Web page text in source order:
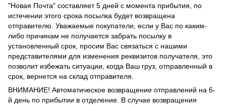
"Новая Почта" составляет 5 дней с момента прибытия, по
истечении этого срока посылка будет возвращена
отправителю. Уважаемые покупатели, если у Вас по каким-
либо причинам не получается забрать посылку в
установленный срок, просим Вас связаться с нашими
представителями для изменения реквизитов получателя, это
позволит избежать ситуации, когда Ваш груз, отправленный в
срок, вернется на склад отправителя.
ВНИМАНИЕ! Автоматическое возвращение отправлений на 6-
й день по прибытии в отделение. В случае возвращения